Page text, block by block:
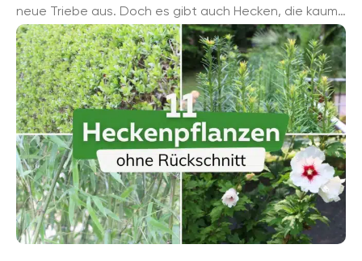
neue Triebe aus. Doch es gibt auch Hecken, die kaum
bis gar nicht geschnitten ...